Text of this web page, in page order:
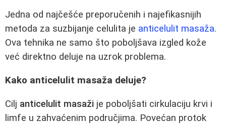
Jedna od najčešće preporučenih i najefikasnijih
metoda za suzbijanje celulita je anticelulit masaža.
Ova tehnika ne samo što poboljšava izgled kože
već direktno deluje na uzrok problema.
Kako anticelulit masaža deluje?
Cilj anticelulit masaži je poboljšati cirkulaciju krvi i
limfe u zahvaćenim područjima. Povećan protok